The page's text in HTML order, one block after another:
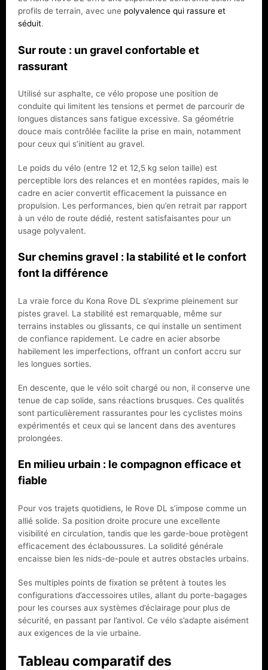
profils de terrain, avec une polyvalence qui rassure et
séduit.
Sur route : un gravel confortable et
rassurant
Utilisé sur asphalte, ce vélo propose une position de
conduite qui limitent les tensions et permet de parcourir de
longues distances sans fatigue excessive. Sa géométrie
douce mais contrôlée facilite la prise en main, notamment
pour ceux qui s’initient au gravel.
Le poids du vélo (entre 12 et 12,5 kg selon taille) est
perceptible lors des relances et en montées rapides, mais le
cadre en acier convertit efficacement la puissance en
propulsion. Les performances, bien qu’en retrait par rapport
à un vélo de route dédié, restent satisfaisantes pour un
usage polyvalent.
Sur chemins gravel : la stabilité et le confort
font la différence
La vraie force du Kona Rove DL s’exprime pleinement sur
pistes gravel. La stabilité est remarquable, même sur
terrains instables ou glissants, ce qui installe un sentiment
de confiance rapidement. Le cadre en acier absorbe
habilement les imperfections, offrant un confort accru sur
les longues sorties.
En descente, que le vélo soit chargé ou non, il conserve une
tenue de cap solide, sans réactions brusques. Ces qualités
sont particulièrement rassurantes pour les cyclistes moins
expérimentés et ceux qui se lancent dans des aventures
prolongées.
En milieu urbain : le compagnon efficace et
fiable
Pour vos trajets quotidiens, le Rove DL s’impose comme un
allié solide. Sa position droite procure une excellente
visibilité en circulation, tandis que les garde-boue protègent
efficacement des éclaboussures. La solidité générale
encaisse bien les nids-de-poule et autres obstacles urbains.
Ses multiples points de fixation se prêtent à toutes les
configurations d’accessoires utiles, allant du porte-bagages
pour les courses aux systèmes d’éclairage pour plus de
sécurité, en passant par l’antivol. Ce vélo s’adapte aisément
aux exigences de la vie urbaine.
Tableau comparatif des